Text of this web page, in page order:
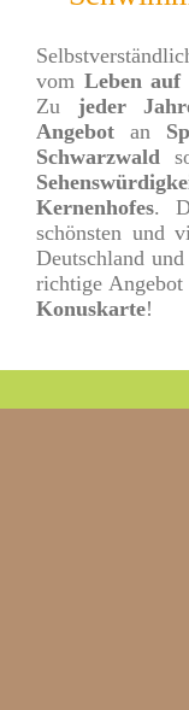
vom Leben auf
Zu jeder
Angebot an
Schwarzwald
Kernenhofes.
schönsten und
Deutschland
richtige
Konuskarte!